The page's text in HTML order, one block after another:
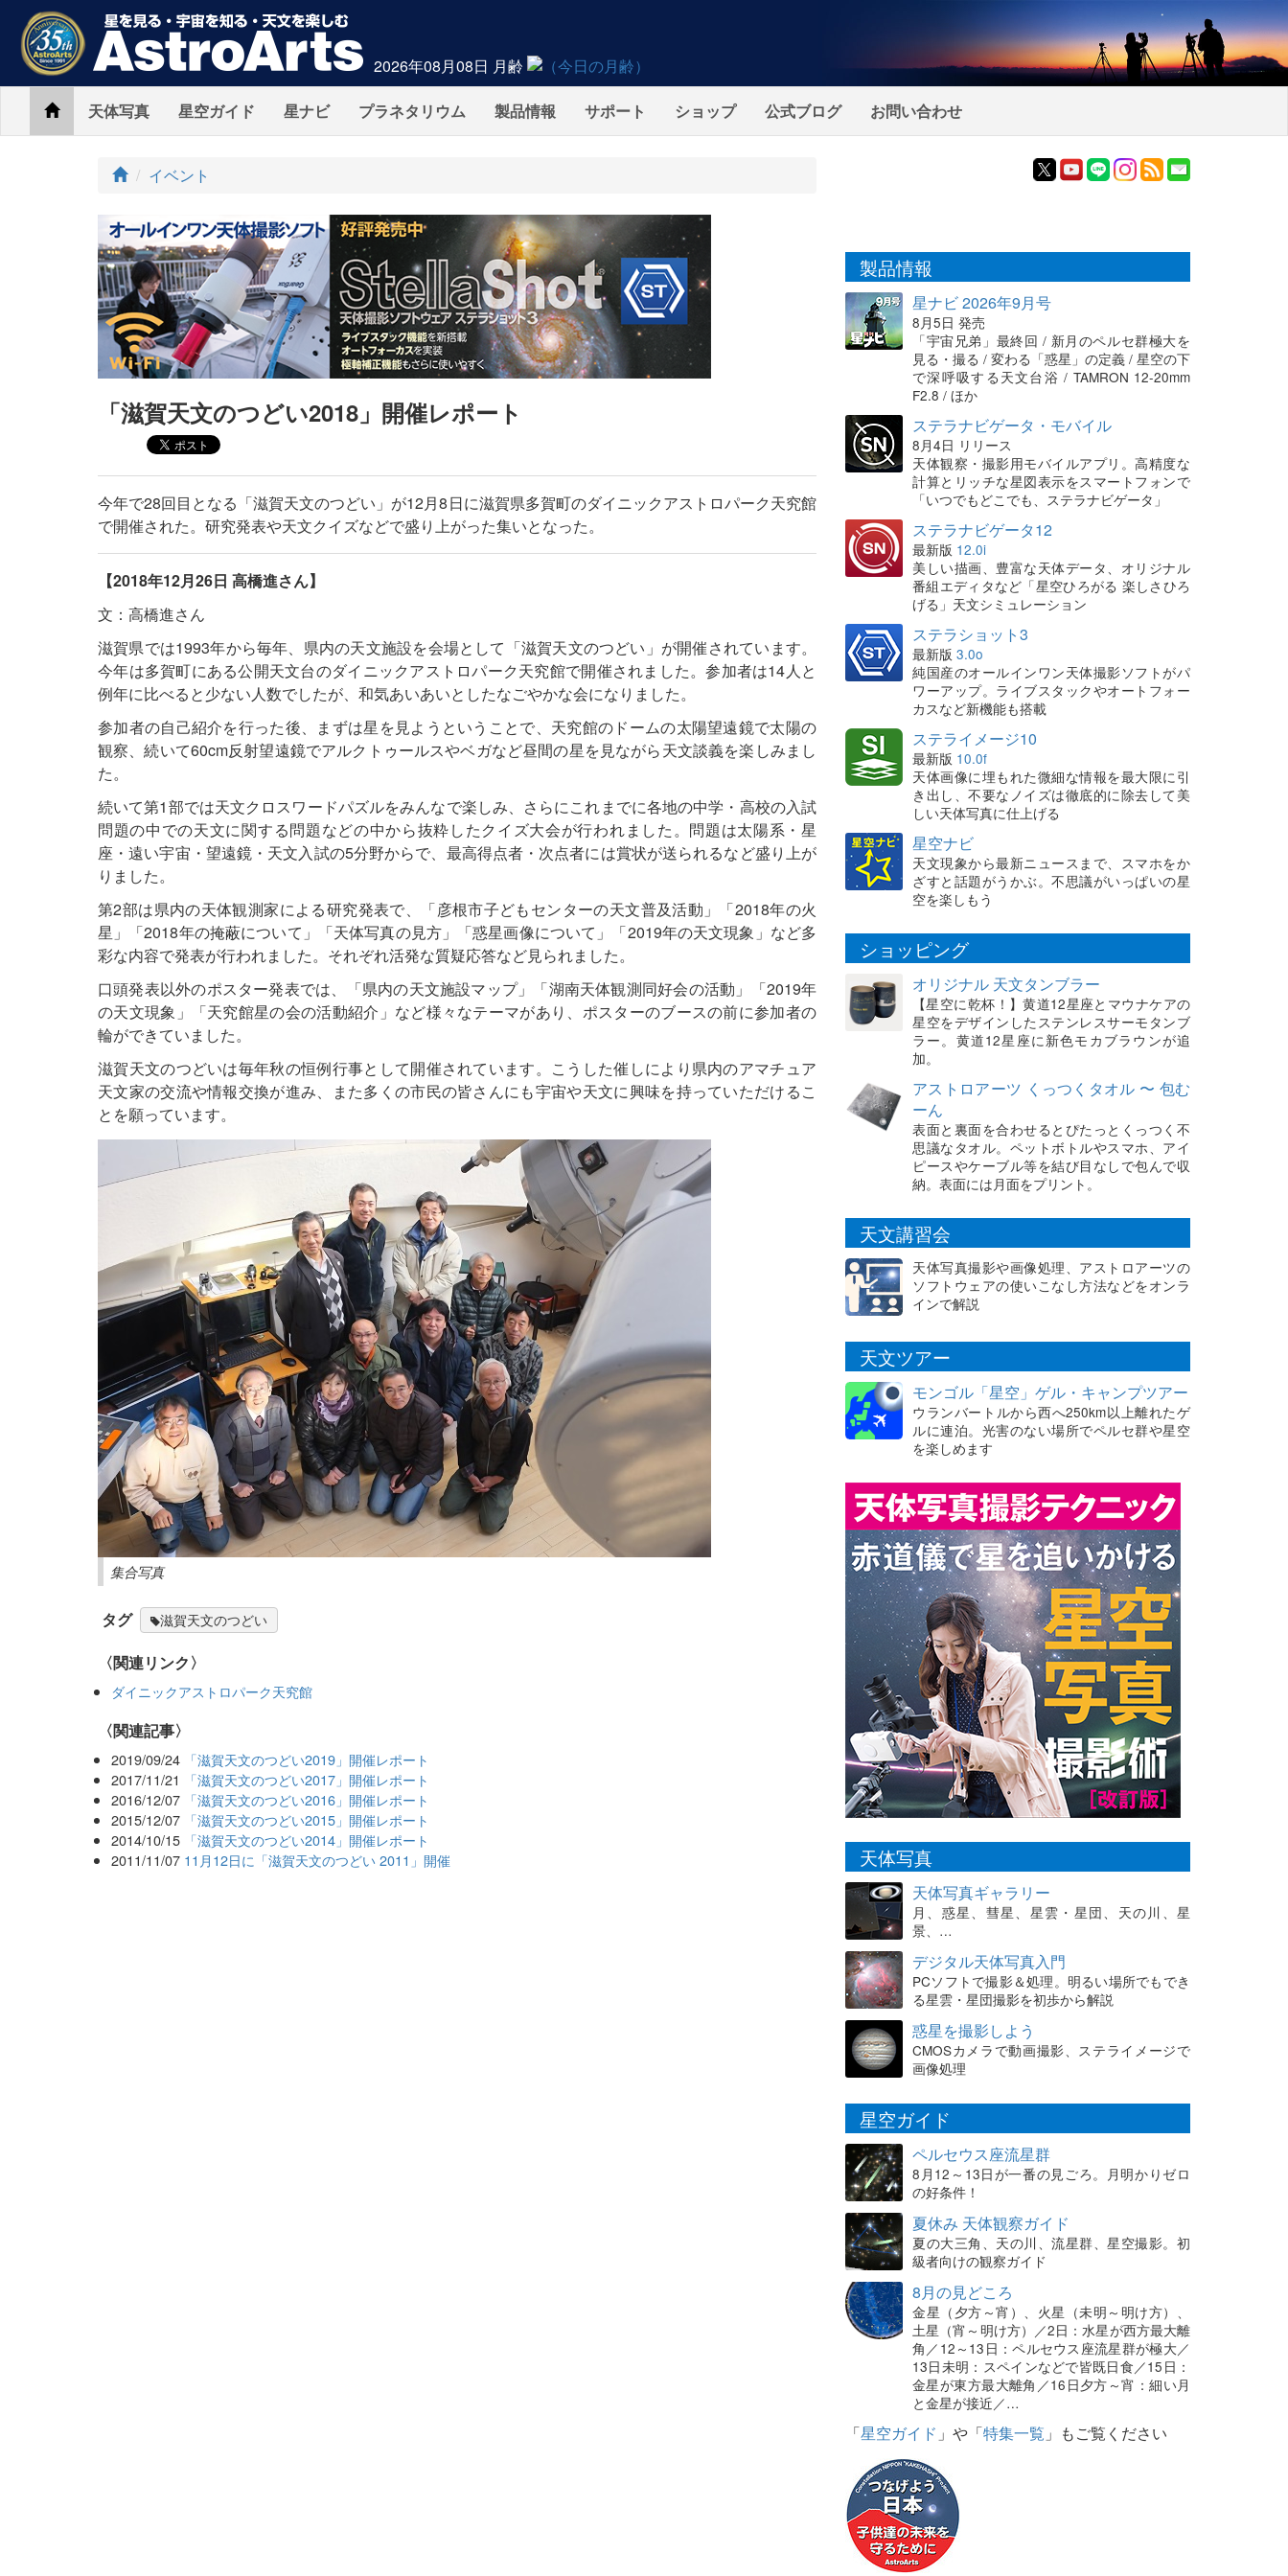
2026年08月08日 月齢
Home天体写真 星空ガイド 星ナビ プラネタリウム 製品情報 サポート ショップ 公式ブログ お問い合わせ
ト イベント
「滋賀天文のつどい2018」開催レポート
今年で28回目となる「滋賀天文のつどい」が12月8日に滋賀県多賀町のダイニックアストロパーク天究館
で開催された。研究発表や天文クイズなどで盛り上がった集いとなった。
【2018年12月26日 高橋進さん】
文：高橋進さん
滋賀県では1993年から毎年、県内の天文施設を会場として「滋賀天文のつどい」が開催されています。
今年は多賀町にある公開天文台のダイニックアストロパーク天究館で開催されました。参加者は14人と
例年に比べると少ない人数でしたが、和気あいあいとしたなごやかな会になりました。
参加者の自己紹介を行った後、まずは星を見ようということで、天究館のドームの太陽望遠鏡で太陽の
観察、続いて60cm反射望遠鏡でアルクトゥールスやベガなど昼間の星を見ながら天文談義を楽しみまし
た。
続いて第1部では天文クロスワードパズルをみんなで楽しみ、さらにこれまでに各地の中学・高校の入試
問題の中での天文に関する問題などの中から抜粋したクイズ大会が行われました。問題は太陽系・星
座・遠い宇宙・望遠鏡・天文入試の5分野からで、最高得点者・次点者には賞状が送られるなど盛り上が
りました。
第2部は県内の天体観測家による研究発表で、「彦根市子どもセンターの天文普及活動」「2018年の火
星」「2018年の掩蔽について」「天体写真の見方」「惑星画像について」「2019年の天文現象」など多
彩な内容で発表が行われました。それぞれ活発な質疑応答など見られました。
口頭発表以外のポスター発表では、「県内の天文施設マップ」「湖南天体観測同好会の活動」「2019年
の天文現象」「天究館星の会の活動紹介」など様々なテーマがあり、ポスターのブースの前に参加者の
輪ができていました。
滋賀天文のつどいは毎年秋の恒例行事として開催されています。こうした催しにより県内のアマチュア
天文家の交流や情報交換が進み、また多くの市民の皆さんにも宇宙や天文に興味を持っていただけるこ
とを願っています。
集合写真
タグ 滋賀天文のつどい
〈関連リンク〉
ダイニックアストロパーク天究館
関連記事
2019/09/24 「滋賀天文のつどい2019」開催レポート
2017/11/21
「滋賀天文のつどい2017」開催レポート
2016/12/07 「滋賀天文のつどい2016」開催レポート
2015/12/07 「滋賀天文のつどい2015」開催レポート
2014/10/15 「滋賀天文のつどい2014」開催レポート
2011/11/07 11月12日に「滋賀天文のつどい 2011」開催
製品情報
星ナビ 2026年9月号
8月5日 発売
「宇宙兄弟」最終回 / 新月のペルセ群極大を
見る・撮る / 変わる「惑星」の定義 / 星空の下
で深呼吸する天文台浴 / TAMRON 12-20mm
F2.8 / ほか
ステラナビゲータ・モバイル
8月4日 リリース
天体観察・撮影用モバイルアプリ。高精度な
計算とリッチな星図表示をスマートフォンで
「いつでもどこでも、ステラナビゲータ」
ステラナビゲータ12
最新版 12.0i
美しい描画、豊富な天体データ、オリジナル
番組エディタなど「星空ひろがる 楽しさひろ
げる」天文シミュレーション
ステラショット3
最新版 3.0o
純国産のオールインワン天体撮影ソフトがパ
ワーアップ。ライブスタックやオートフォー
カスなど新機能も搭載
ステライメージ10
最新版 10.0f
天体画像に埋もれた微細な情報を最大限に引
き出し、不要なノイズは徹底的に除去して美
しい天体写真に仕上げる
星空ナビ
天文現象から最新ニュースまで、スマホをか
ざすと話題がうかぶ。不思議がいっぱいの星
空を楽しもう
ショッピング
オリジナル 天文タンブラー
【星空に乾杯！】黄道12星座とマウナケアの
星空をデザインしたステンレスサーモタンブ
ラー。黄道12星座に新色モカブラウンが追
加。
アストロアーツ くっつくタオル 〜 包む
ーん
表面と裏面を合わせるとぴたっとくっつく不
思議なタオル。ペットボトルやスマホ、アイ
ピースやケーブル等を結び目なしで包んで収
納。表面には月面をプリント。
天文講習会
天体写真撮影や画像処理、アストロアーツの
ソフトウェアの使いこなし方法などをオンラ
インで解説
天文ツアー
モンゴル「星空」ゲル・キャンプツアー
ウランバートルから西へ250km以上離れたゲ
ルに連泊。光害のない場所でペルセ群や星空
を楽しめます
天体写真
天体写真ギャラリー
月、惑星、彗星、星雲・星団、天の川、星
景、…
デジタル天体写真入門
PCソフトで撮影＆処理。明るい場所でもでき
る星雲・星団撮影を初歩から解説
惑星を撮影しよう
CMOSカメラで動画撮影、ステライメージで
画像処理
星空ガイド
ペルセウス座流星群
8月12～13日が一番の見ごろ。月明かりゼロ
の好条件！
夏休み 天体観察ガイド
夏の大三角、天の川、流星群、星空撮影。初
級者向けの観察ガイド
8月の見どころ
金星（夕方～宵）、火星（未明～明け方）、
土星（宵～明け方）／2日：水星が西方最大離
角／12～13日：ペルセウス座流星群が極大／
13日未明：スペインなどで皆既日食／15日：
金星が東方最大離角／16日夕方～宵：細い月
と金星が接近／…
「星空ガイド 」や「特集一覧 」もご覧ください